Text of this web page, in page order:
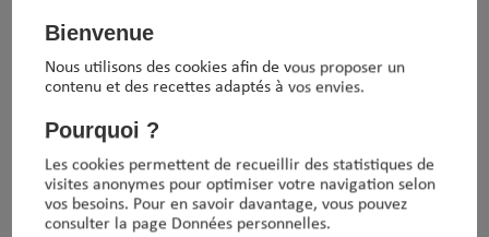
Tipiak Industrie
Saint-Aignan de Grand Lieu
D2A Nantes Atlantique - CS 10005
44860 Saint-Aignan de Grand Lieu
France
Bienvenue
Nous utilisons des cookies afin de vous proposer un
contenu et des recettes adaptés à vos envies.
Pourquoi ?
Les cookies permettent de recueillir des statistiques de
visites anonymes pour optimiser votre navigation selon
vos besoins. Pour en savoir davantage, vous pouvez
consulter la page Données personnelles.